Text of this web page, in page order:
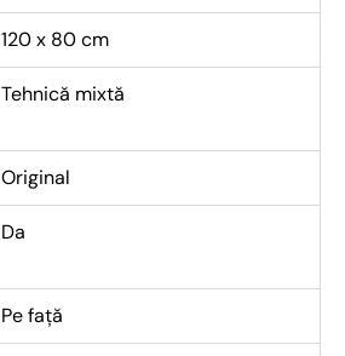
120 x 80 cm
Tehnică mixtă
Original
Da
Pe față